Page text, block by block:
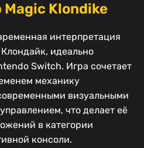
Klondike
интерпретация
идеально
Switch. Игра сочетает
механику
визуальными
что делает её
в категории
консоли.